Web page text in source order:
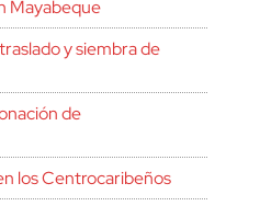
Mayabeque
y siembra de
de
los Centrocaribeños